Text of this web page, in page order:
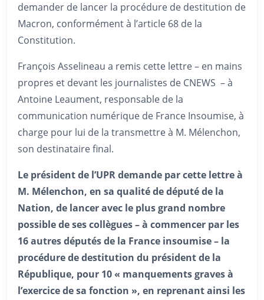
demander de lancer la procédure de destitution de
Macron, conformément à l’article 68 de la
Constitution.
François Asselineau a remis cette lettre – en mains
propres et devant les journalistes de CNEWS – à
Antoine Leaument, responsable de la
communication numérique de France Insoumise, à
charge pour lui de la transmettre à M. Mélenchon,
son destinataire final.
Le président de l’UPR demande par cette lettre à
M. Mélenchon, en sa qualité de député de la
Nation, de lancer avec le plus grand nombre
possible de ses collègues – à commencer par les
16 autres députés de la France insoumise – la
procédure de destitution du président de la
République, pour 10 « manquements graves à
l’exercice de sa fonction », en reprenant ainsi les